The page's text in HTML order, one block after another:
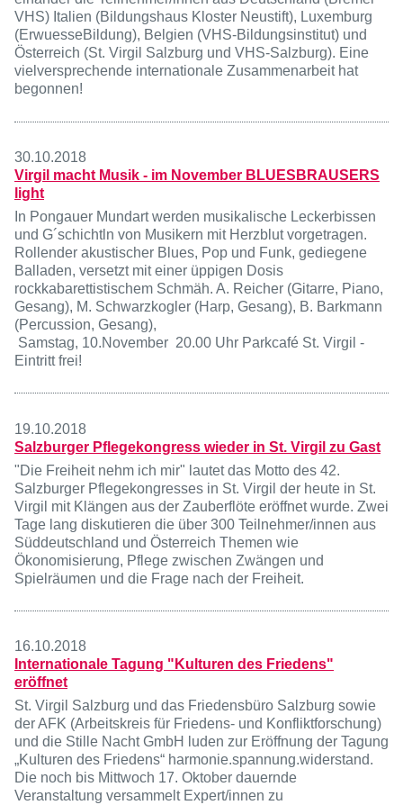
VHS) Italien (Bildungshaus Kloster Neustift), Luxemburg
(ErwuesseBildung), Belgien (VHS-Bildungsinstitut) und
Österreich (St. Virgil Salzburg und VHS-Salzburg). Eine
vielversprechende internationale Zusammenarbeit hat
begonnen!
30.10.2018
Virgil macht Musik - im November BLUESBRAUSERS
light
In Pongauer Mundart werden musikalische Leckerbissen
und G´schichtln von Musikern mit Herzblut vorgetragen.
Rollender akustischer Blues, Pop und Funk, gediegene
Balladen, versetzt mit einer üppigen Dosis
rockkabarettistischem Schmäh. A. Reicher (Gitarre, Piano,
Gesang), M. Schwarzkogler (Harp, Gesang), B. Barkmann
(Percussion, Gesang),
Samstag, 10.November 20.00 Uhr Parkcafé St. Virgil -
Eintritt frei!
19.10.2018
Salzburger Pflegekongress wieder in St. Virgil zu Gast
"Die Freiheit nehm ich mir" lautet das Motto des 42.
Salzburger Pflegekongresses in St. Virgil der heute in St.
Virgil mit Klängen aus der Zauberflöte eröffnet wurde. Zwei
Tage lang diskutieren die über 300 Teilnehmer/innen aus
Süddeutschland und Österreich Themen wie
Ökonomisierung, Pflege zwischen Zwängen und
Spielräumen und die Frage nach der Freiheit.
16.10.2018
Internationale Tagung "Kulturen des Friedens"
eröffnet
St. Virgil Salzburg und das Friedensbüro Salzburg sowie
der AFK (Arbeitskreis für Friedens- und Konfliktforschung)
und die Stille Nacht GmbH luden zur Eröffnung der Tagung
„Kulturen des Friedens“ harmonie.spannung.widerstand.
Die noch bis Mittwoch 17. Oktober dauernde
Veranstaltung versammelt Expert/innen zu